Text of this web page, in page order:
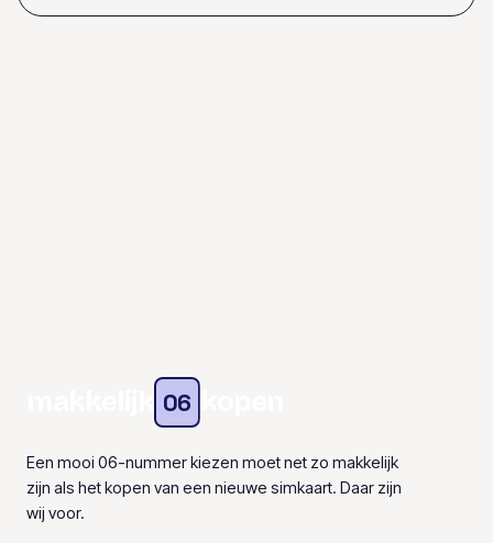
06
Een mooi 06-nummer kiezen moet net zo makkelijk
zijn als het kopen van een nieuwe simkaart. Daar zijn
wij voor.